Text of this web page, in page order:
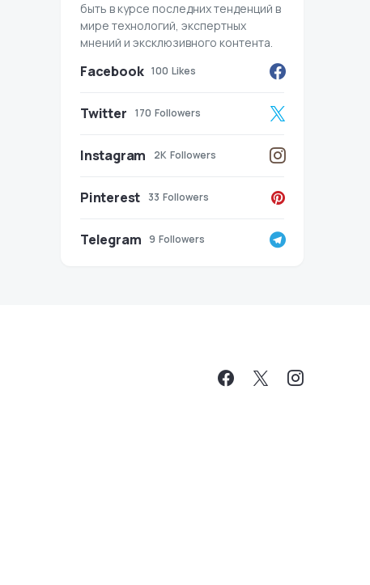
быть в курсе последних тенденций в
мире технологий, экспертных
мнений и эксклюзивного контента.
Facebook 100 Likes
Twitter 170 Followers
Instagram 2K Followers
Pinterest 33 Followers
Telegram 9 Followers